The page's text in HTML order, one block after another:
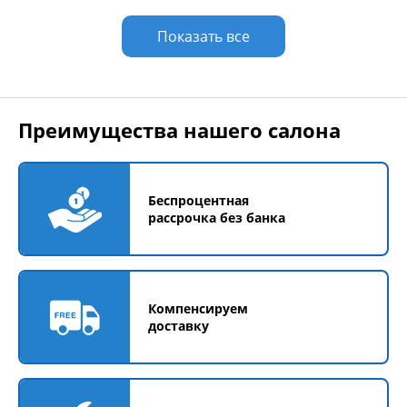
посторонних предметов. Стойка не предназначена для
погружения в воду на длительный срок.
Показать все
Преимущества нашего салона
Беспроцентная
рассрочка без банка
Компенсируем
доставку